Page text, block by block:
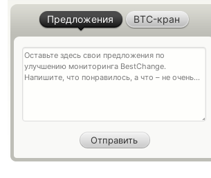
Предложения BTC-кран